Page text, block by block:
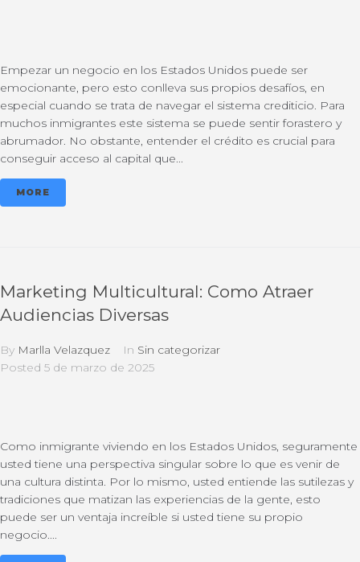
Empezar un negocio en los Estados Unidos puede ser
emocionante, pero esto conlleva sus propios desafíos, en
especial cuando se trata de navegar el sistema crediticio. Para
muchos inmigrantes este sistema se puede sentir forastero y
abrumador. No obstante, entender el crédito es crucial para
conseguir acceso al capital que...
MORE
Marketing Multicultural: Como Atraer
Audiencias Diversas
By Marlla Velazquez In Sin categorizar
Posted 5 de marzo de 2025
Como inmigrante viviendo en los Estados Unidos, seguramente
usted tiene una perspectiva singular sobre lo que es venir de
una cultura distinta. Por lo mismo, usted entiende las sutilezas y
tradiciones que matizan las experiencias de la gente, esto
puede ser un ventaja increíble si usted tiene su propio
negocio....